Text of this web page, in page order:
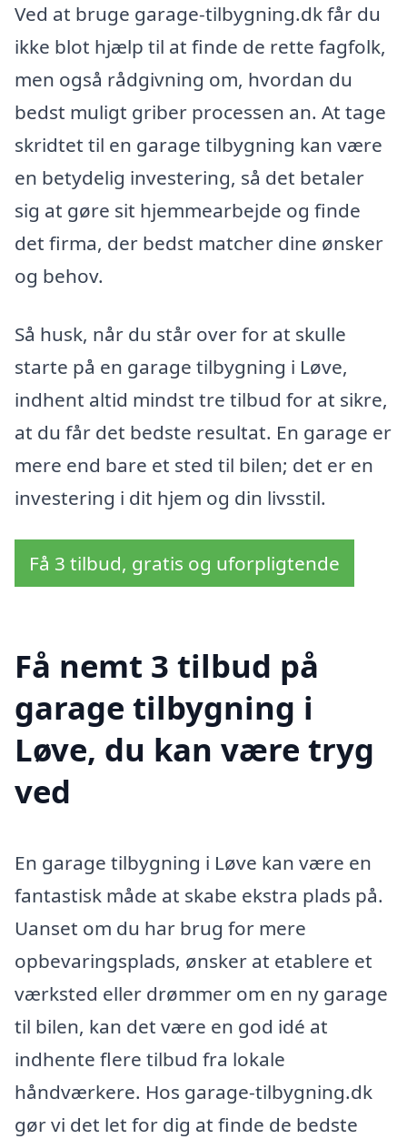
Ved at bruge garage-tilbygning.dk får du
ikke blot hjælp til at finde de rette fagfolk,
men også rådgivning om, hvordan du
bedst muligt griber processen an. At tage
skridtet til en garage tilbygning kan være
en betydelig investering, så det betaler
sig at gøre sit hjemmearbejde og finde
det firma, der bedst matcher dine ønsker
og behov.
Så husk, når du står over for at skulle
starte på en garage tilbygning i Løve,
indhent altid mindst tre tilbud for at sikre,
at du får det bedste resultat. En garage er
mere end bare et sted til bilen; det er en
investering i dit hjem og din livsstil.
Få 3 tilbud, gratis og uforpligtende
Få nemt 3 tilbud på
garage tilbygning i
Løve, du kan være tryg
ved
En garage tilbygning i Løve kan være en
fantastisk måde at skabe ekstra plads på.
Uanset om du har brug for mere
opbevaringsplads, ønsker at etablere et
værksted eller drømmer om en ny garage
til bilen, kan det være en god idé at
indhente flere tilbud fra lokale
håndværkere. Hos garage-tilbygning.dk
gør vi det let for dig at finde de bedste